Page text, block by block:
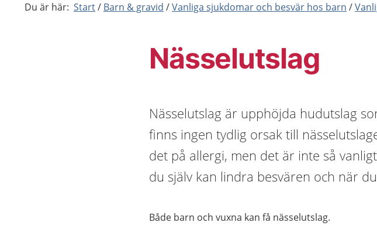
Du är här: Start Barn & gravid Vanliga sjukdomar och besvär hos barn
Nässelutslag
Nässelutslag är upphöjda hudutslag
finns ingen tydlig orsak till
det på allergi, men det är inte så
du själv kan lindra besvären och när
Både barn och vuxna kan få nässelutslag.